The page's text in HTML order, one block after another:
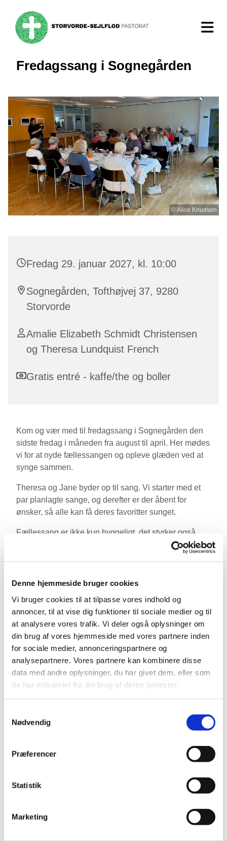
Denne hjemmeside bruger cookies
Vi bruger cookies til at tilpasse vores indhold og
annoncer, til at vise dig funktioner til sociale medier og til
at analysere vores trafik. Vi deler også oplysninger om
din brug af vores hjemmeside med vores partnere inden
for sociale medier, annonceringspartnere og
analysepartnere. Vores partnere kan kombinere disse
data med andre oplysninger, du har givet dem, eller som
de har indsamlet fra din brug af deres tjenester.
Nødvendig
Præferencer
Statistik
Marketing
Fredagssang i Sognegården
© Alice Knudsen
Fredag 29. januar 2027, kl. 10:00
Sognegården, Tofthøjvej 37, 9280
Storvorde
Amalie Elizabeth Schmidt Christensen
og Theresa Lundquist French
Gratis entré - kaffe/the og boller
Kom og vær med til fredagssang i Sognegården den
sidste fredag i måneden fra august til april. Her mødes
vi for at nyde fællessangen og opleve glæden ved at
synge sammen.
Theresa og Jane byder op til sang. Vi starter med et
par planlagte sange, og derefter er der åbent for
ønsker, så alle kan få deres favoritter sunget.
Fællessang er ikke kun hyggeligt, det styrker også
både den fysiske og mentale trivsel hos den enkelte.
Når vi synger sammen, skaber vi en stærkere social
fællesskabet, uanset alder og køn.
Efter sangen byder vi på kaffe og boller, så der er rig
mulighed for at hygge og snakke med hinanden. Det
er en skøn måde at starte weekenden på og møde
nye mennesker i nærområdet.
Det er gratis at deltage, og alle er velkomne, uanset
alder eller sangtalent. Tilmelding ikke nødvendig.
Vi glæder os til at se dig til en hyggelig og